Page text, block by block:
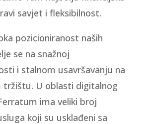
savjet i fleksibilnost.
pozicioniranost naših
se na snažnoj
i stalnom usavršavanju na
tržištu. U oblasti digitalnog
ima veliki broj
koji su usklađeni sa